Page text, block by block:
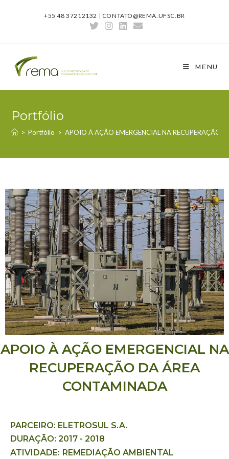
+55 48 37212132 | CONTATO@REMA.UFSC.BR
MENU
Portfólio
> Portfólio > APOIO À AÇÃO EMERGENCIAL NA RECUPERAÇÃO
APOIO À AÇÃO EMERGENCIAL NA
RECUPERAÇÃO DA ÁREA
CONTAMINADA
PARCEIRO: ELETROSUL S.A.
DURAÇÃO: 2017 - 2018
ATIVIDADE: REMEDIAÇÃO AMBIENTAL